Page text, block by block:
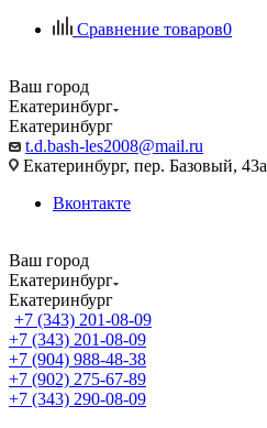
Сравнение товаров0
Ваш город
Екатеринбург
Екатеринбург
t.d.bash-les2008@mail.ru
Екатеринбург, пер. Базовый, 43а
Вконтакте
Ваш город
Екатеринбург
Екатеринбург
+7 (343) 201-08-09
+7 (343) 201-08-09
+7 (904) 988-48-38
+7 (902) 275-67-89
+7 (343) 290-08-09